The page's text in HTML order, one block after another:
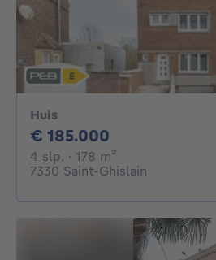
Huis
€ 185.000
4 slp. 4 slaapkamers
· 178 m²
7330 Saint-Ghislain